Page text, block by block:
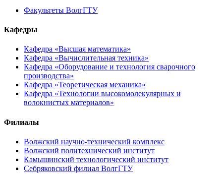
Факультеты ВолгГТУ
Кафедры
Кафедра «Высшая математика»
Кафедра «Вычислительная техника»
Кафедра «Оборудование и технология сварочного
производства»
Кафедра «Теоретическая механика»
Кафедра «Технологии высокомолекулярных и
волокнистых материалов»
Филиалы
Волжский научно-технический комплекс
Волжский политехнический институт
Камышинский технологический институт
Себряковский филиал ВолгГТУ